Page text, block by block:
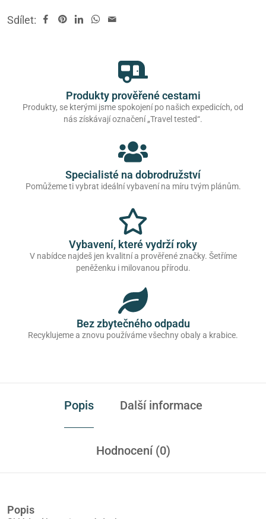
Sdílet:
Produkty prověřené cestami
Produkty, se kterými jsme spokojení po našich expedicích, od
nás získávají označení „Travel tested“.
Specialisté na dobrodružství
Pomůžeme ti vybrat ideální vybavení na míru tvým plánům.
Vybavení, které vydrží roky
V nabídce najdeš jen kvalitní a prověřené značky. Šetříme
peněženku i milovanou přírodu.
Bez zbytečného odpadu
Recyklujeme a znovu používáme všechny obaly a krabice.
Popis Další informace
Hodnocení (0)
Popis